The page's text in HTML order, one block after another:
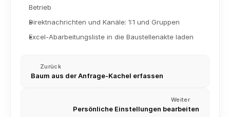
Betrieb
Direktnachrichten und Kanäle: 1:1 und Gruppen
Excel-Abarbeitungsliste in die Baustellenakte laden
Zurück
Baum aus der Anfrage-Kachel erfassen
Weiter
Persönliche Einstellungen bearbeiten